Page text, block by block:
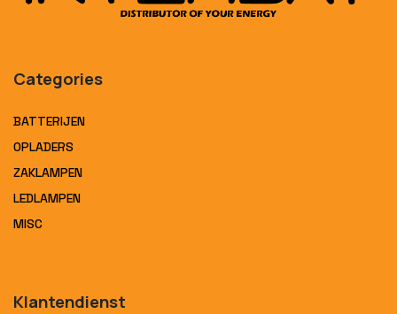
Categories
BATTERIJEN
OPLADERS
ZAKLAMPEN
LEDLAMPEN
MISC
Klantendienst